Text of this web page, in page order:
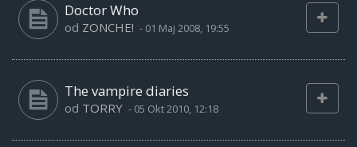
Doctor Who
od ZONCHE! - 01 Maj 2008, 19:55
The vampire diaries
od TORRY - 05 Okt 2010, 12:18